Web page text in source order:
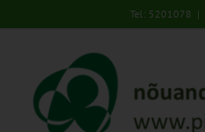
to
Tel: 5201078 |